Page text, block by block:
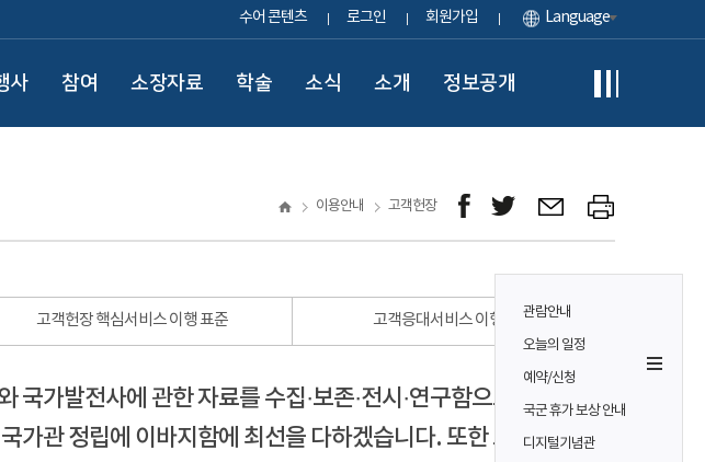
수어 콘텐츠 로그인 회원가입 Language
사 참여 소장자료 학술 소식 소개 정보공개
관람안내
오늘의 일정
예약/신청
국군 휴가 보상 안내
디지털기념관
이용안내 고객헌장
고객헌장 핵심서비스 이행 표준 고객응대서비스 이행 표준
국가발전사에 관한 자료를 수집·보존·전시·연구함으로써
가관 정립에 이바지함에 최선을 다하겠습니다. 또한 모든